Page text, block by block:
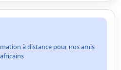
à distance pour nos amis
africains